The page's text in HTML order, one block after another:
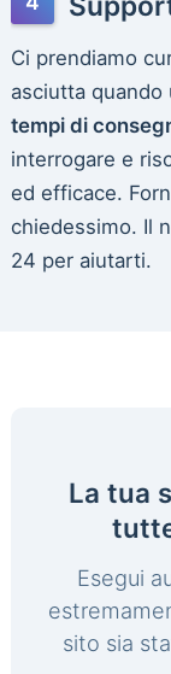
Ci prendiamo
asciutta quando
tempi di
interrogare e
ed efficace.
chiedessimo. Il
24 per aiutarti.
La tua
Esegui
sito sia